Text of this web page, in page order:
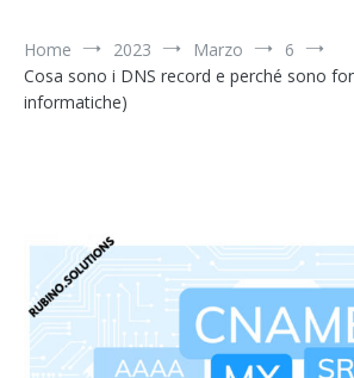
Home 2023 Marzo
6
Cosa sono i DNS record e perché sono
informatiche)